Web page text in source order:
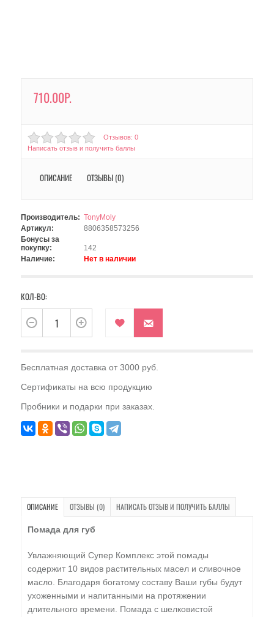
710.00Р.
Отзывов: 0
Написать отзыв и получить баллы
ОПИСАНИЕ ОТЗЫВЫ (0)
Производитель: TonyMoly
Артикул:
8806358573256
Бонусы за
покупку:
142
Наличие:
Нет в наличии
КОЛ-ВО:
Бесплатная доставка от 3000 руб.
Сертификаты на всю продукцию
Пробники и подарки при заказах.
ОПИСАНИЕ ОТЗЫВЫ (0) НАПИСАТЬ ОТЗЫВ И ПОЛУЧИТЬ БАЛЛЫ
Помада для губ
Увлажняющий Супер Комплекс этой помады
содержит 10 видов растительных масел и сливочное
масло. Благодаря богатому составу Ваши губы будут
ухоженными и напитанными на протяжении
длительного времени. Помада с шелковистой